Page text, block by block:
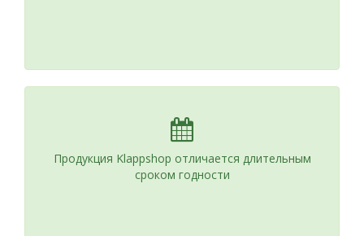
Продукция Klappshop отличается длительным
сроком годности